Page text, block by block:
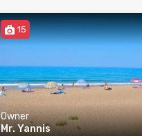
15
Owner
Mr. Yannis